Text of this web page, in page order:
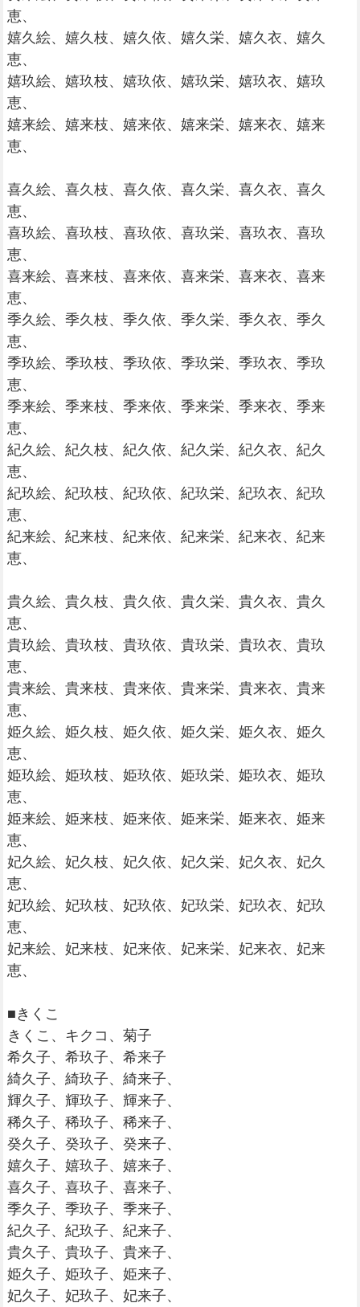
恵、
嬉久絵、嬉久枝、嬉久依、嬉久栄、嬉久衣、嬉久
恵、
嬉玖絵、嬉玖枝、嬉玖依、嬉玖栄、嬉玖衣、嬉玖
恵、
嬉来絵、嬉来枝、嬉来依、嬉来栄、嬉来衣、嬉来
恵、
喜久絵、喜久枝、喜久依、喜久栄、喜久衣、喜久
恵、
喜玖絵、喜玖枝、喜玖依、喜玖栄、喜玖衣、喜玖
恵、
喜来絵、喜来枝、喜来依、喜来栄、喜来衣、喜来
恵、
季久絵、季久枝、季久依、季久栄、季久衣、季久
恵、
季玖絵、季玖枝、季玖依、季玖栄、季玖衣、季玖
恵、
季来絵、季来枝、季来依、季来栄、季来衣、季来
恵、
紀久絵、紀久枝、紀久依、紀久栄、紀久衣、紀久
恵、
紀玖絵、紀玖枝、紀玖依、紀玖栄、紀玖衣、紀玖
恵、
紀来絵、紀来枝、紀来依、紀来栄、紀来衣、紀来
恵、
貴久絵、貴久枝、貴久依、貴久栄、貴久衣、貴久
恵、
貴玖絵、貴玖枝、貴玖依、貴玖栄、貴玖衣、貴玖
恵、
貴来絵、貴来枝、貴来依、貴来栄、貴来衣、貴来
恵、
姫久絵、姫久枝、姫久依、姫久栄、姫久衣、姫久
恵、
姫玖絵、姫玖枝、姫玖依、姫玖栄、姫玖衣、姫玖
恵、
姫来絵、姫来枝、姫来依、姫来栄、姫来衣、姫来
恵、
妃久絵、妃久枝、妃久依、妃久栄、妃久衣、妃久
恵、
妃玖絵、妃玖枝、妃玖依、妃玖栄、妃玖衣、妃玖
恵、
妃来絵、妃来枝、妃来依、妃来栄、妃来衣、妃来
恵、
■きくこ
きくこ、キクコ、菊子
希久子、希玖子、希来子
綺久子、綺玖子、綺来子、
輝久子、輝玖子、輝来子、
稀久子、稀玖子、稀来子、
癸久子、癸玖子、癸来子、
嬉久子、嬉玖子、嬉来子、
喜久子、喜玖子、喜来子、
季久子、季玖子、季来子、
紀久子、紀玖子、紀来子、
貴久子、貴玖子、貴来子、
姫久子、姫玖子、姫来子、
妃久子、妃玖子、妃来子、